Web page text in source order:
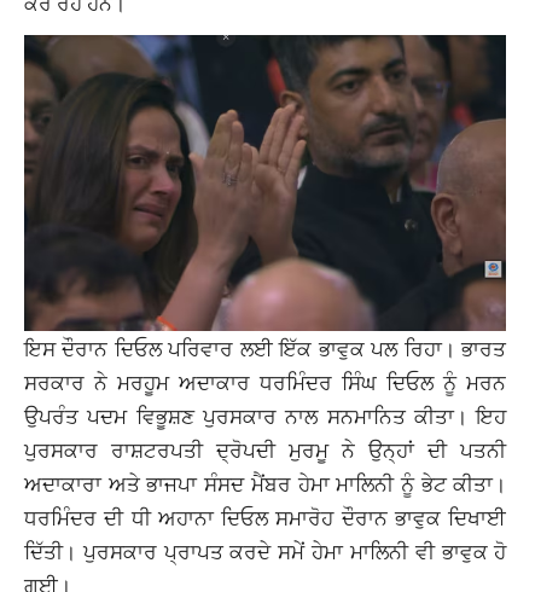
ਇਸ ਦੌਰਾਨ ਦਿਓਲ ਪਰਿਵਾਰ ਲਈ ਇੱਕ ਭਾਵੁਕ ਪਲ ਰਿਹਾ। ਭਾਰਤ
ਸਰਕਾਰ ਨੇ ਮਰਹੂਮ ਅਦਾਕਾਰ ਧਰਮਿੰਦਰ ਸਿੰਘ ਦਿਓਲ ਨੂੰ ਮਰਨ
ਉਪਰੰਤ ਪਦਮ ਵਿਭੂਸ਼ਣ ਪੁਰਸਕਾਰ ਨਾਲ ਸਨਮਾਨਿਤ ਕੀਤਾ। ਇਹ
ਪੁਰਸਕਾਰ ਰਾਸ਼ਟਰਪਤੀ ਦ੍ਰੋਪਦੀ ਮੁਰਮੂ ਨੇ ਉਨ੍ਹਾਂ ਦੀ ਪਤਨੀ
ਅਦਾਕਾਰਾ ਅਤੇ ਭਾਜਪਾ ਸੰਸਦ ਮੈਂਬਰ ਹੇਮਾ ਮਾਲਿਨੀ ਨੂੰ ਭੇਟ ਕੀਤਾ।
ਧਰਮਿੰਦਰ ਦੀ ਧੀ ਅਹਾਨਾ ਦਿਓਲ ਸਮਾਰੋਹ ਦੌਰਾਨ ਭਾਵੁਕ ਦਿਖਾਈ
ਦਿੱਤੀ। ਪੁਰਸਕਾਰ ਪ੍ਰਾਪਤ ਕਰਦੇ ਸਮੇਂ ਹੇਮਾ ਮਾਲਿਨੀ ਵੀ ਭਾਵੁਕ ਹੋ
ਗਈ।